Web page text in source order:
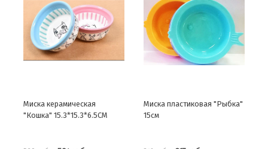
Миска керамическая
"Кошка" 15.3*15.3*6.5CM
Миска пластиковая "Рыбка"
15см